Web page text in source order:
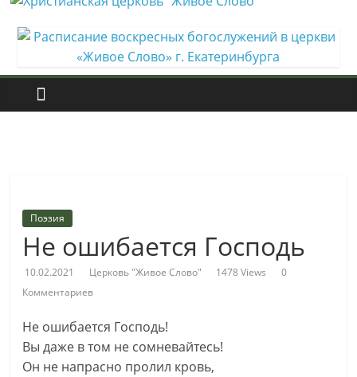
Христианская
церковь
"Живое
религиозная
организация
Библейская
церковь
христиан
евангельской
"Живое
Слово"
Поэзия
Не ошибается Господь
10.02.2021 Церковь "Живое Слово" 1478 Views
0
Комментариев
Не ошибается Господь!
Вы даже в том не сомневайтесь!
Он не напрасно пролил кровь,